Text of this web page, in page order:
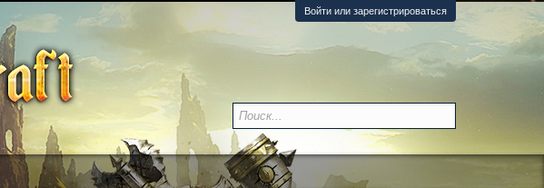
Войти или зарегистрироваться